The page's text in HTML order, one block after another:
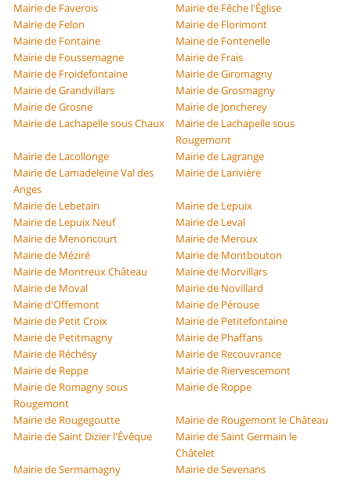
Mairie de Faverois
Mairie de Fêche l'Église
Mairie de Felon
Mairie de Florimont
Mairie de Fontaine
Mairie de Fontenelle
Mairie de Foussemagne
Mairie de Frais
Mairie de Froidefontaine
Mairie de Giromagny
Mairie de Grandvillars
Mairie de Grosmagny
Mairie de Grosne
Mairie de Joncherey
Mairie de Lachapelle sous Chaux
Mairie de Lachapelle sous
Rougemont
Mairie de Lacollonge
Mairie de Lagrange
Mairie de Lamadeleine Val des
Anges
Mairie de Larivière
Mairie de Lebetain
Mairie de Lepuix
Mairie de Lepuix Neuf
Mairie de Leval
Mairie de Menoncourt
Mairie de Meroux
Mairie de Méziré
Mairie de Montbouton
Mairie de Montreux Château
Mairie de Morvillars
Mairie de Moval
Mairie de Novillard
Mairie d'Offemont
Mairie de Pérouse
Mairie de Petit Croix
Mairie de Petitefontaine
Mairie de Petitmagny
Mairie de Phaffans
Mairie de Réchésy
Mairie de Recouvrance
Mairie de Reppe
Mairie de Riervescemont
Mairie de Romagny sous
Rougemont
Mairie de Roppe
Mairie de Rougegoutte
Mairie de Rougemont le Château
Mairie de Saint Dizier l'Évêque
Mairie de Saint Germain le
Châtelet
Mairie de Sermamagny
Mairie de Sevenans